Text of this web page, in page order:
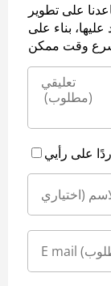
على تطوير
بناء على